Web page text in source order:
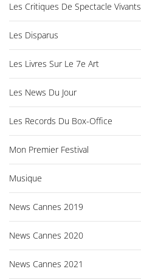
Les Critiques De Spectacle Vivants
Les Disparus
Les Livres Sur Le 7e Art
Les News Du Jour
Les Records Du Box-Office
Mon Premier Festival
Musique
News Cannes 2019
News Cannes 2020
News Cannes 2021